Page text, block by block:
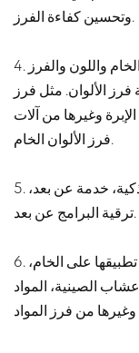
وتحسين كفاءة الفرز.
واللون والفرز
الألوان. مثل فرز
الإبرة وغيرها من آلات
فرز الألوان الخام.
5. ذكي للغاية، تصحيح الأخطاء عن بعد، مراقبة ذكية، خدمة عن بعد،
ترقية البرامج عن بعد.
6. مجموعة واسعة من مواد الفرز، يمكن تطبيقها على الخام،
الصينية، المواد
وغيرها من فرز المواد